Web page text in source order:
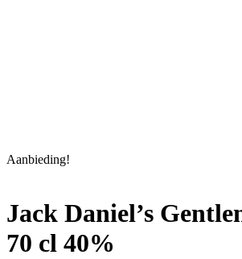
Aanbieding!
Jack Daniel’s
70 cl 40%